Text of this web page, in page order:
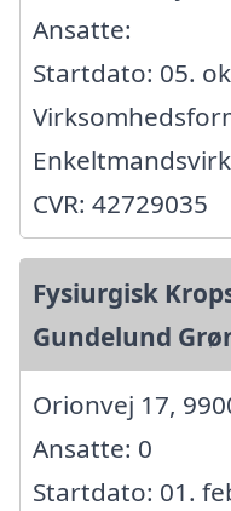
Ansatte:
Startdato: 05.
CVR: 42729035
Fysiurgisk
Gundelund
Orionvej 17,
Ansatte: 0
Startdato: 01.